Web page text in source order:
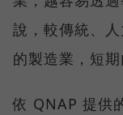
說，較傳統、
的製造業，短
依 QNAP 提供